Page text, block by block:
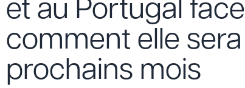
et au Portugal
comment elle
prochains mois